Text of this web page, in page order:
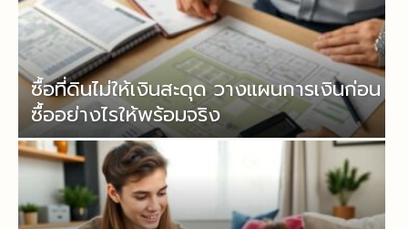
ซื้อที่ดินไม่ให้เงินสะดุด วางแผนการเงินก่อน
ซื้ออย่างไรให้พร้อมจริง